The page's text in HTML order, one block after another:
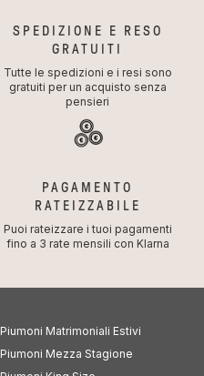
SPEDIZIONE E RESO
GRATUITI
Tutte le spedizioni e i resi sono
gratuiti per un acquisto senza
pensieri
PAGAMENTO
RATEIZZABILE
Puoi rateizzare i tuoi pagamenti
fino a 3 rate mensili con Klarna
Piumoni Matrimoniali Estivi
Piumoni Mezza Stagione